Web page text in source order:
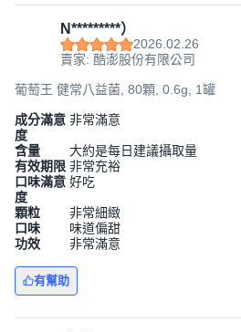
N*********）
2026.02.26
賣家: 酷澎股份有限公司
葡萄王 健常八益菌, 80顆, 0.6g, 1罐
成分滿意
度
非常滿意
含量
大約是每日建議攝取量
有效期限 非常充裕
口味滿意
度
好吃
顆粒
非常細緻
口味
味道偏甜
功效
非常滿意
有幫助